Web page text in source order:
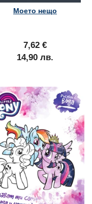
Моето нещо
7,62 €
14,90 лв.